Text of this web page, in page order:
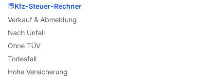
Kfz-Steuer-Rechner
Verkauf & Abmeldung
Nach Unfall
Ohne TÜV
Todesfall
Hohe Versicherung